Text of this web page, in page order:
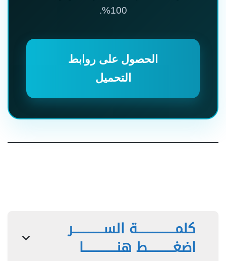
100%.
الحصول على روابط
التحميل
كلمـــــــــــــــة الســــــــــــر
اضغــــــــــط هنـــــــــــــا